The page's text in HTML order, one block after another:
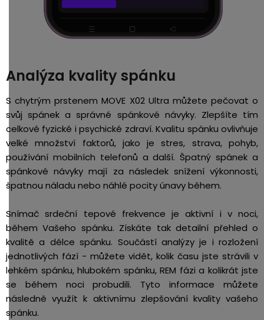
Analýza kvality spánku
S chytrým prstenem MOVE X02 Ultra můžete pečovat o
svůj spánek a správné spánkové návyky. Zlepšíte tím
celkové fyzické i psychické zdraví. Kvalitu spánku ovlivňuje
velké množství faktorů, jako je stres, strava, pohyb,
používání mobilních telefonů a další. Špatný spánek a
spánkové návyky mají za následek snížení výkonnosti,
špatnou náladu nebo náhlé pocity únavy během.
Snímač srdeční tepové frekvence je aktivní i v noci,
během Vašeho spánku. Získáte tak detailní přehled o
kvalitě a délce spánku. Součástí analýzy je i rozložení
jednotlivých fází - můžete vidět, kolik času jste strávili v
lehkém spánku, hlubokém spánku, REM fázi a kolikrát jste
se během noci probudili. Tyto informace můžete
následně využít k aktivnímu zlepšování kvality vašeho
spánku.